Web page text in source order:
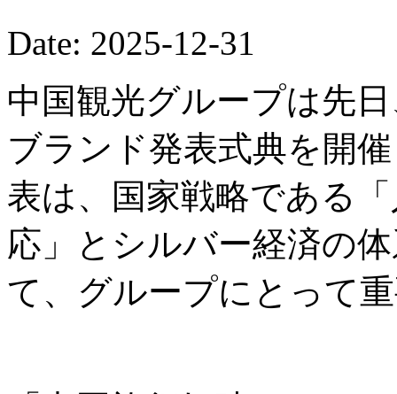
Date: 2025-12-31
中国観光グループは先
ブランド発表式典を開
表は、国家戦略である
応」とシルバー経済の
て、グループにとって